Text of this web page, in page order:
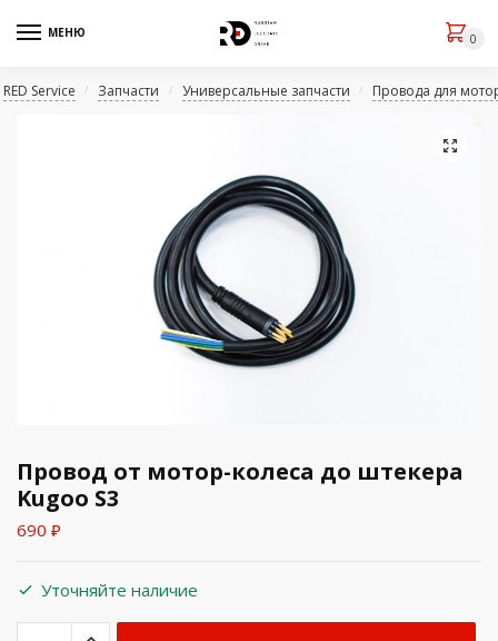
МЕНЮ 0
RED Service / Запчасти / Универсальные запчасти / Провода для
🔍
Провод от мотор-колеса до штекера
Kugoo S3
690 ₽
Уточняйте наличие